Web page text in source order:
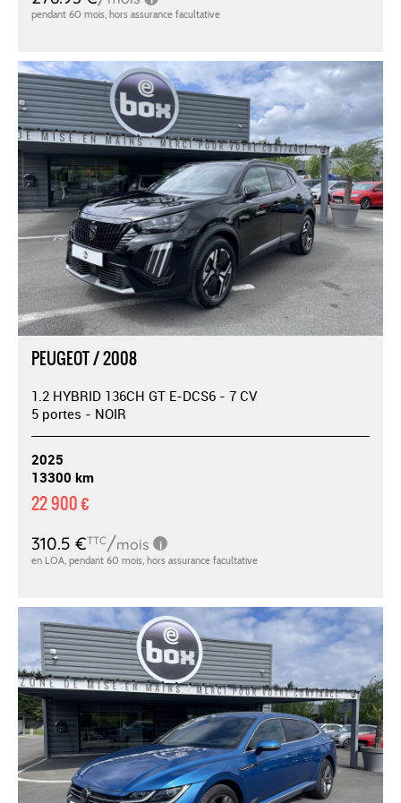
PEUGEOT / 2008
1.2 HYBRID 136CH GT E-DCS6 - 7 CV
5 portes - NOIR
2025
13300 km
22 900 €